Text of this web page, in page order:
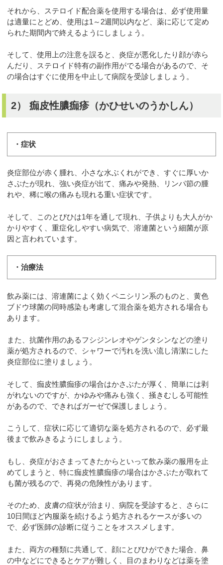
それから、ステロイド配合薬を使用する場合は、必ず使用量
は適量にとどめ、使用は1～2週間以内など、薬に応じて定め
られた期間内で終えるようにしましょう。
そして、使用上の注意を誤ると、炎症が悪化したり顔が赤ら
んだり、ステロイド特有の副作用がでる場合があるので、そ
の場合はすぐに使用を中止して病院を受診しましょう。
2） 痂皮性膿痂疹（かひせいのうかしん）
・症状
炎症部位が赤く腫れ、小さな水ぶくれができ、すぐに厚いか
さぶたが現れ、強い炎症が出て、痛みや発熱、リンパ節の腫
れや、稀に喉の痛みも現れる重い症状です。
そして、このとびひは1年を通して現れ、子供よりも大人がか
かりやすく、重症化しやすい病気で、溶連菌という細菌が原
因と言われています。
・治療法
飲み薬には、溶連菌によく効くペニシリン系のものと、黄色
ブドウ球菌の同時感染も考慮して混合薬を処方される場合も
あります。
また、抗菌作用のあるフシジンレオやゲンタシンなどの塗り
薬が処方されるので、シャワーで汚れを洗い流し清潔にした
炎症部位に塗りましょう。
そして、痂皮性膿痂疹の場合はかさぶたが厚く、簡単には剥
がれないのですが、かゆみや痛みも強く、掻きむしる可能性
があるので、できればガーゼで保護しましょう。
こうして、症状に応じて適切な薬を処方されるので、必ず最
後まで飲みきるようにしましょう。
もし、炎症がおさまってきたからといって飲み薬の服用を止
めてしまうと、特に痂皮性膿痂疹の場合はかさぶたが取れて
も菌が残るので、再発の危険性があります。
そのため、皮膚の症状が治まり、病院を受診すると、さらに
10日間ほど内服薬を続けるよう処方されるケースが多いの
で、必ず医師の診断に従うことをオススメします。
また、両方の種類に共通して、顔にとびひができた場合、鼻
の中などにできるとケアが難しく、目のまわりなどは薬を塗